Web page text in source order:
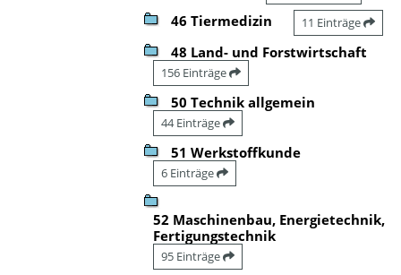
46 Tiermedizin 11 Einträge
48 Land- und Forstwirtschaft
156 Einträge
50 Technik allgemein
44 Einträge
51 Werkstoffkunde
6 Einträge
52 Maschinenbau, Energietechnik,
Fertigungstechnik
95 Einträge